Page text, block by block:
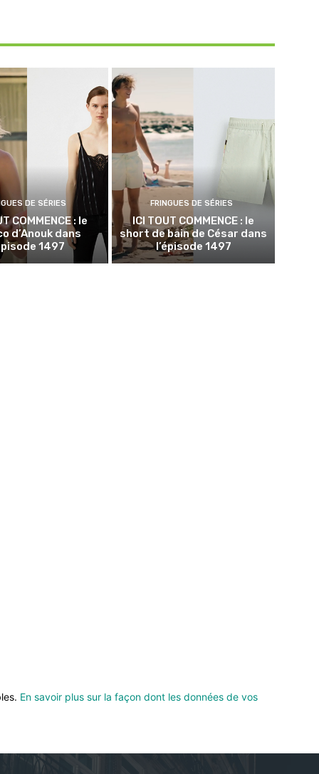
DE SÉRIES
COMMENCE : le
d’Anouk dans
1497
FRINGUES DE SÉRIES
ICI TOUT COMMENCE : le
short de bain de César dans
l’épisode 1497
En savoir plus sur la façon dont les données de vos